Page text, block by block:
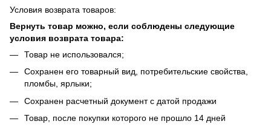
Условия возврата товаров:
Вернуть товар можно, если соблюдены следующие
условия возврата товара:
Товар не использовался;
Сохранен его товарный вид, потребительские свойства,
пломбы, ярлыки;
Сохранен расчетный документ с датой продажи
Товар, после покупки которого не прошло 14 дней